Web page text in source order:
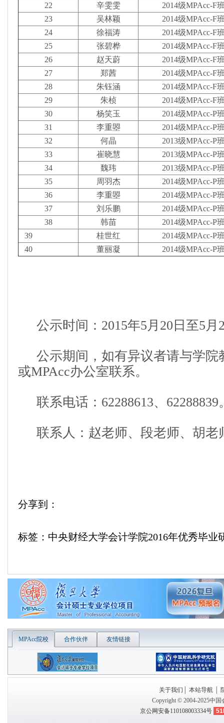
22
辛雯雯
2014级MPAcc-F
23
吴林颖
2014级MPAcc-F
24
徐福涛
2014级MPAcc-F
25
张碧桦
2014级MPAcc-F
26
赵天蔚
2014级MPAcc-F
27
郑茜
2014级MPAcc-F
28
朱钰涵
2014级MPAcc-F
29
朱桢
2014级MPAcc-F
30
杨笑玉
2014级MPAcc-P
31
李重曌
2014级MPAcc-P
32
何晶
2013级MPAcc-P
33
崔晓慧
2013级MPAcc-P
34
魏玮
2013级MPAcc-P
35
周羽杰
2014级MPAcc-P
36
李重曌
2014级MPAcc-P
37
刘乐鹏
2014级MPAcc-P
38
韩苗
2014级MPAcc-P
39
桂世红
2014级MPAcc-P
40
董丽凝 2014级MPAcc-P
公示时间：2015年5月20日至5月
公示期间，如有异议者请与学院
或MPAcc办公室联系。
联系电话：62288613、62288839
联系人：赵老师、段老师、胡老
分享到：
标签：中央财经大学会计学院2016年优秀毕业
MPAcc院校 合作伙伴 友情链接
关于我们 本站导航│
Copyright © 2004-2025中国
京公网安备110108003334号